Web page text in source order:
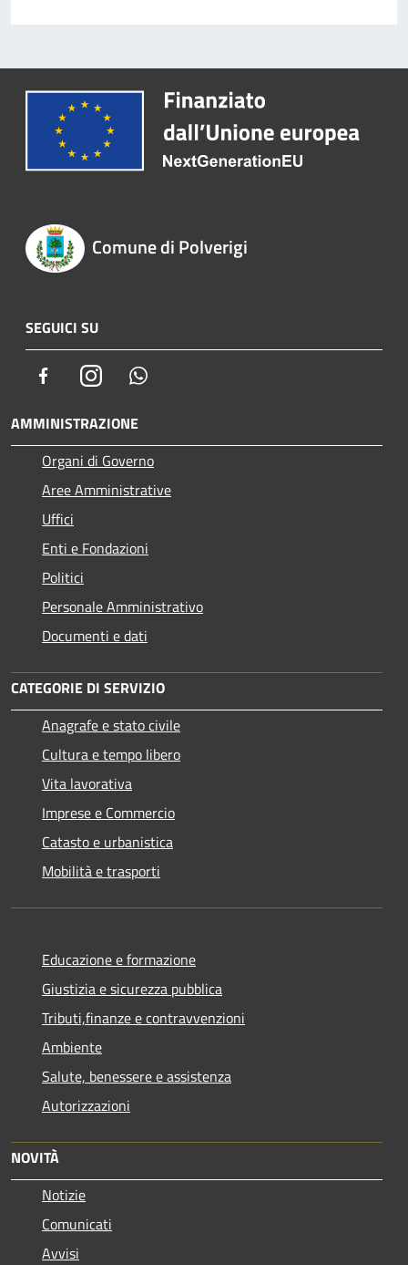
Comune di Polverigi
SEGUICI SU
FacebookInstagram
AMMINISTRAZIONE
Organi di Governo
Aree Amministrative
Uffici
Enti e Fondazioni
Politici
Personale Amministrativo
Documenti e dati
CATEGORIE DI SERVIZIO
Anagrafe e stato civile
Cultura e tempo libero
Vita lavorativa
Imprese e Commercio
Catasto e urbanistica
Mobilità e trasporti
Educazione e formazione
Giustizia e sicurezza pubblica
Tributi,finanze e contravvenzioni
Ambiente
Salute, benessere e assistenza
Autorizzazioni
NOVITÀ
Notizie
Comunicati
Avvisi